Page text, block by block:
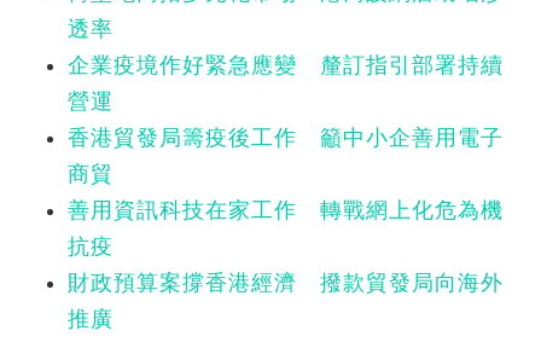
透率
企業疫境作好緊急應變 釐訂指引部署持續
營運
香港貿發局籌疫後工作 籲中小企善用電子
商貿
善用資訊科技在家工作 轉戰網上化危為機
抗疫
財政預算案撐香港經濟 撥款貿發局向海外
推廣